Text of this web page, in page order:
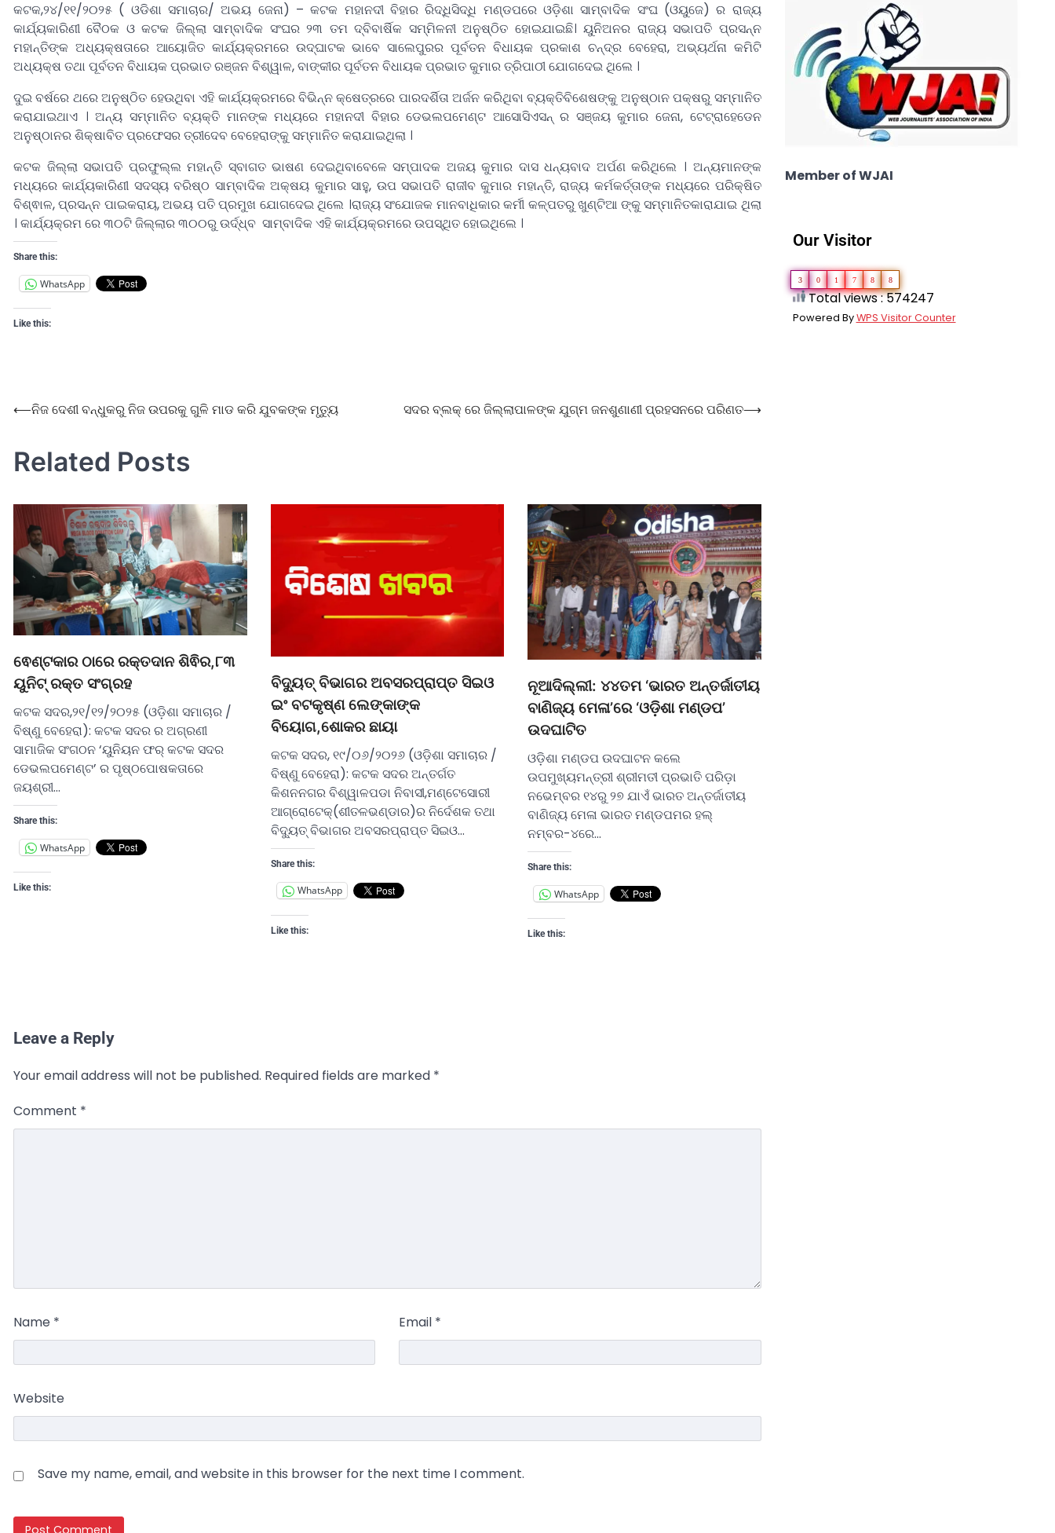
କଟକ,୨୪/୧୧/୨୦୨୫ ( ଓଡିଶା ସମାଚାର/ ଅଭୟ ଜେନା) – କଟକ ମହାନଦୀ ବିହାର ରିଦ୍ଧିସିଦ୍ଧି ମଣ୍ଡପରେ ଓଡ଼ିଶା ସାମ୍ବାଦିକ ସଂଘ (ଓୟୁଜେ) ର ରାଜ୍ୟ
କାର୍ଯ୍ୟକାରିଣୀ ବୈଠକ ଓ କଟକ ଜିଲ୍ଲା ସାମ୍ବାଦିକ ସଂଘର ୨୩ ତମ ଦ୍ବିବାର୍ଷିକ ସମ୍ମିଳନୀ ଅନୁଷ୍ଠିତ ହୋଇଯାଇଛି। ୟୁନିଅନର ରାଜ୍ୟ ସଭାପତି ପ୍ରସନ୍ନ
ମହାନ୍ତିଙ୍କ ଅଧ୍ୟକ୍ଷତାରେ ଆୟୋଜିତ କାର୍ଯ୍ୟକ୍ରମରେ ଉଦ୍‌ଘାଟକ ଭାବେ ସାଲେପୁରର ପୂର୍ବତନ ବିଧାୟକ ପ୍ରକାଶ ଚନ୍ଦ୍ର ବେହେରା, ଅଭ୍ୟର୍ଥନା କମିଟି
ଅଧ୍ୟକ୍ଷ ତଥା ପୂର୍ବତନ ବିଧାୟକ ପ୍ରଭାତ ରଞ୍ଜନ ବିଶ୍ୱାଳ, ବାଙ୍କୀର ପୂର୍ବତନ ବିଧାୟକ ପ୍ରଭାତ କୁମାର ତ୍ରିପାଠୀ ଯୋଗଦେଇ ଥିଲେ ।
ଦୁଇ ବର୍ଷରେ ଥରେ ଅନୁଷ୍ଠିତ ହେଉଥିବା ଏହି କାର୍ଯ୍ୟକ୍ରମରେ ବିଭିନ୍ନ କ୍ଷେତ୍ରରେ ପାରଦର୍ଶିତା ଅର୍ଜନ କରିଥିବା ବ୍ୟକ୍ତିବିଶେଷଙ୍କୁ ଅନୁଷ୍ଠାନ ପକ୍ଷରୁ ସମ୍ମାନିତ
କରାଯାଇଥାଏ । ଅନ୍ୟ ସମ୍ମାନିତ ବ୍ୟକ୍ତି ମାନଙ୍କ ମଧ୍ୟରେ ମହାନଦୀ ବିହାର ଡେଭଲପମେଣ୍ଟ ଆସୋସିଏସନ୍ ର ସଞ୍ଜୟ କୁମାର ଜେନା, ଟେଟ୍ରାହେଡେନ
ଅନୁଷ୍ଠାନର ଶିକ୍ଷାବିତ ପ୍ରଫେସର ତ୍ରୀଦେବ ବେହେରାଙ୍କୁ ସମ୍ମାନିତ କରାଯାଇଥିଲା ।
କଟକ ଜିଲ୍ଲା ସଭାପତି ପ୍ରଫୁଲ୍ଲ ମହାନ୍ତି ସ୍ବାଗତ ଭାଷଣ ଦେଇଥିବାବେଳେ ସମ୍ପାଦକ ଅଜୟ କୁମାର ଦାସ ଧନ୍ୟବାଦ ଅର୍ପଣ କରିଥିଲେ । ଅନ୍ୟମାନଙ୍କ
ମଧ୍ୟରେ କାର୍ଯ୍ୟକାରିଣୀ ସଦସ୍ୟ ବରିଷ୍ଠ ସାମ୍ବାଦିକ ଅକ୍ଷୟ କୁମାର ସାହୁ, ଉପ ସଭାପତି ରାଜୀବ କୁମାର ମହାନ୍ତି, ରାଜ୍ୟ କର୍ମକର୍ତ୍ତାଙ୍କ ମଧ୍ୟରେ ପରିକ୍ଷିତ
ବିଶ୍ଵାଳ, ପ୍ରସନ୍ନ ପାଇକରାୟ, ଅଭୟ ପତି ପ୍ରମୁଖ ଯୋଗଦେଇ ଥିଲେ ।ରାଜ୍ୟ ସଂଯୋଜକ ମାନବାଧିକାର କର୍ମୀ କଳ୍ପତରୁ ଖୁଣ୍ଟିଆ ଙ୍କୁ ସମ୍ମାନିତକାରାଯାଇ ଥିଲା
। କାର୍ଯ୍ୟକ୍ରମ ରେ ୩୦ଟି ଜିଲ୍ଲାର ୩୦୦ରୁ ଉର୍ଦ୍ଧ୍ବ ସାମ୍ବାଦିକ ଏହି କାର୍ଯ୍ୟକ୍ରମରେ ଉପସ୍ଥିତ ହୋଇଥିଲେ ।
Share this:
WhatsApp
Like this:
⟵ନିଜ ଦେଶୀ ବନ୍ଧୁକରୁ ନିଜ ଉପରକୁ ଗୁଳି ମାଡ କରି ଯୁବକଙ୍କ ମୃତ୍ୟୁ ସଦର ବ୍ଲକ୍ ରେ ଜିଲ୍ଲାପାଳଙ୍କ ଯୁଗ୍ମ ଜନଶୁଣାଣୀ ପ୍ରହସନରେ ପରିଣତ⟶
Related Posts
ଵେଣ୍ଟକାର ଠାରେ ରକ୍ତଦାନ ଶିଵିର,୮୩
ୟୁନିଟ୍ ରକ୍ତ ସଂଗ୍ରହ
କଟକ ସଦର,୨୧/୧୨/୨୦୨୫ (ଓଡ଼ିଶା ସମାଚାର /
ବିଷ୍ଣୁ ବେହେରା): କଟକ ସଦର ର ଅଗ୍ରଣୀ
ସାମାଜିକ ସଂଗଠନ ‘ୟୁନିୟନ ଫର୍ କଟକ ସଦର
ଡେଭଲପମେଣ୍ଟ’ ର ପୃଷ୍ଠପୋଷକତାରେ
ଜୟଶ୍ରୀ…
Share this:
WhatsApp
Like this:
ବିଦ୍ୟୁତ୍ ବିଭାଗର ଅବସରପ୍ରାପ୍ତ ସିଇଓ
ଇଂ ବଟକୃଷ୍ଣ ଲେଙ୍କାଙ୍କ
ବିୟୋଗ,ଶୋକର ଛାୟା
କଟକ ସଦର, ୧୯/୦୬/୨୦୨୬ (ଓଡ଼ିଶା ସମାଚାର /
ବିଷ୍ଣୁ ବେହେରା): କଟକ ସଦର ଅନ୍ତର୍ଗତ
କିଶନନଗର ବିଶ୍ୱାଳପଡା ନିବାସୀ,ମଣ୍ଟେସୋରୀ
ଆଗ୍ରୋଟେକ୍(ଶୀତଳଭଣ୍ଡାର)ର ନିର୍ଦେଶକ ତଥା
ବିଦ୍ୟୁତ୍ ବିଭାଗର ଅବସରପ୍ରାପ୍ତ ସିଇଓ…
Share this:
WhatsApp
Like this:
ନୂଆଦିଲ୍ଲୀ: ୪୪ତମ ‘ଭାରତ ଅନ୍ତର୍ଜାତୀୟ
ବାଣିଜ୍ୟ ମେଳା’ରେ ‘ଓଡ଼ିଶା ମଣ୍ଡପ’
ଉଦଘାଟିତ
ଓଡ଼ିଶା ମଣ୍ଡପ ଉଦଘାଟନ କଲେ
ଉପମୁଖ୍ୟମନ୍ତ୍ରୀ ଶ୍ରୀମତୀ ପ୍ରଭାତି ପରିଡ଼ା
ନଭେମ୍ବର ୧୪ରୁ ୨୭ ଯାଏଁ ଭାରତ ଅନ୍ତର୍ଜାତୀୟ
ବାଣିଜ୍ୟ ମେଳା ଭାରତ ମଣ୍ଡପମର ହଲ୍
ନମ୍ବର-୪ରେ…
Share this:
WhatsApp
Like this:
Leave a Reply
Your email address will not be published. Required fields are marked *
Comment *
Name * Email *
Website
Save my name, email, and website in this browser for the next time I comment.
Member of WJAI
Our Visitor
3 0 1 7 8 8
Total views : 574247
Powered ByWPS Visitor Counter